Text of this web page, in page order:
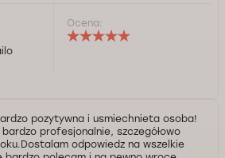
Ocena:
pozytywna i usmiechnieta osoba!
bardzo profesjonalnie, szczegółowo
odpowiedz na wszelkie